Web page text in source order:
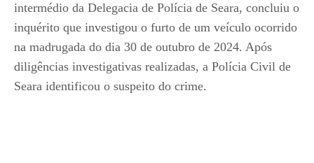
intermédio da Delegacia de Polícia de Seara, concluiu o
inquérito que investigou o furto de um veículo ocorrido
na madrugada do dia 30 de outubro de 2024. Após
diligências investigativas realizadas, a Polícia Civil de
Seara identificou o suspeito do crime.